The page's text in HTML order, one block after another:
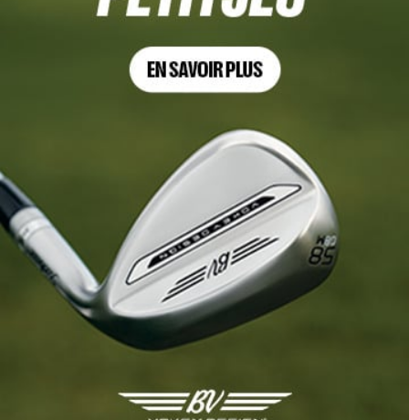
saoudien pour s’offrir ça », le prix du sac de voyages
sponsor des Cleeks du Liv déchaîne les commentaires
sur les réseaux sociaux
13 FÉVRIER 2025